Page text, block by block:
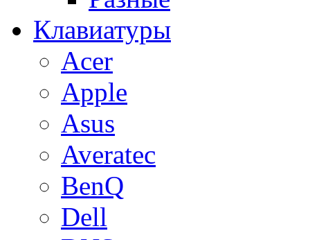
Клавиатуры
Acer
Apple
Asus
Averatec
BenQ
Dell